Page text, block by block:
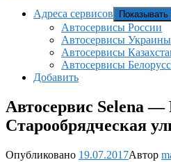
Адреса сервисов
Автосервисы России
Автосервисы Украины
Автосервисы
Автосервисы
Добавить
Автосервис Selena
Старообрядческая
Опубликовано 19.07.2017Автор